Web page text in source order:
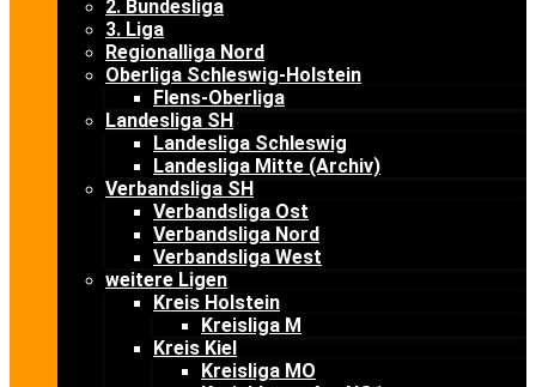
2. Bundesliga
3. Liga
Regionalliga Nord
Oberliga Schleswig-Holstein
Flens-Oberliga
Landesliga SH
Landesliga Schleswig
Landesliga Mitte (Archiv)
Verbandsliga SH
Verbandsliga Ost
Verbandsliga Nord
Verbandsliga West
weitere Ligen
Kreis Holstein
Kreisliga M
Kreis Kiel
Kreisliga MO